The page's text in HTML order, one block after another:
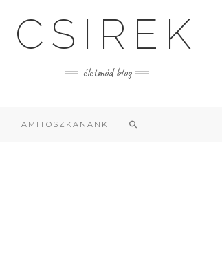
CSIREK
életmód blog
AMITOSZKANANK